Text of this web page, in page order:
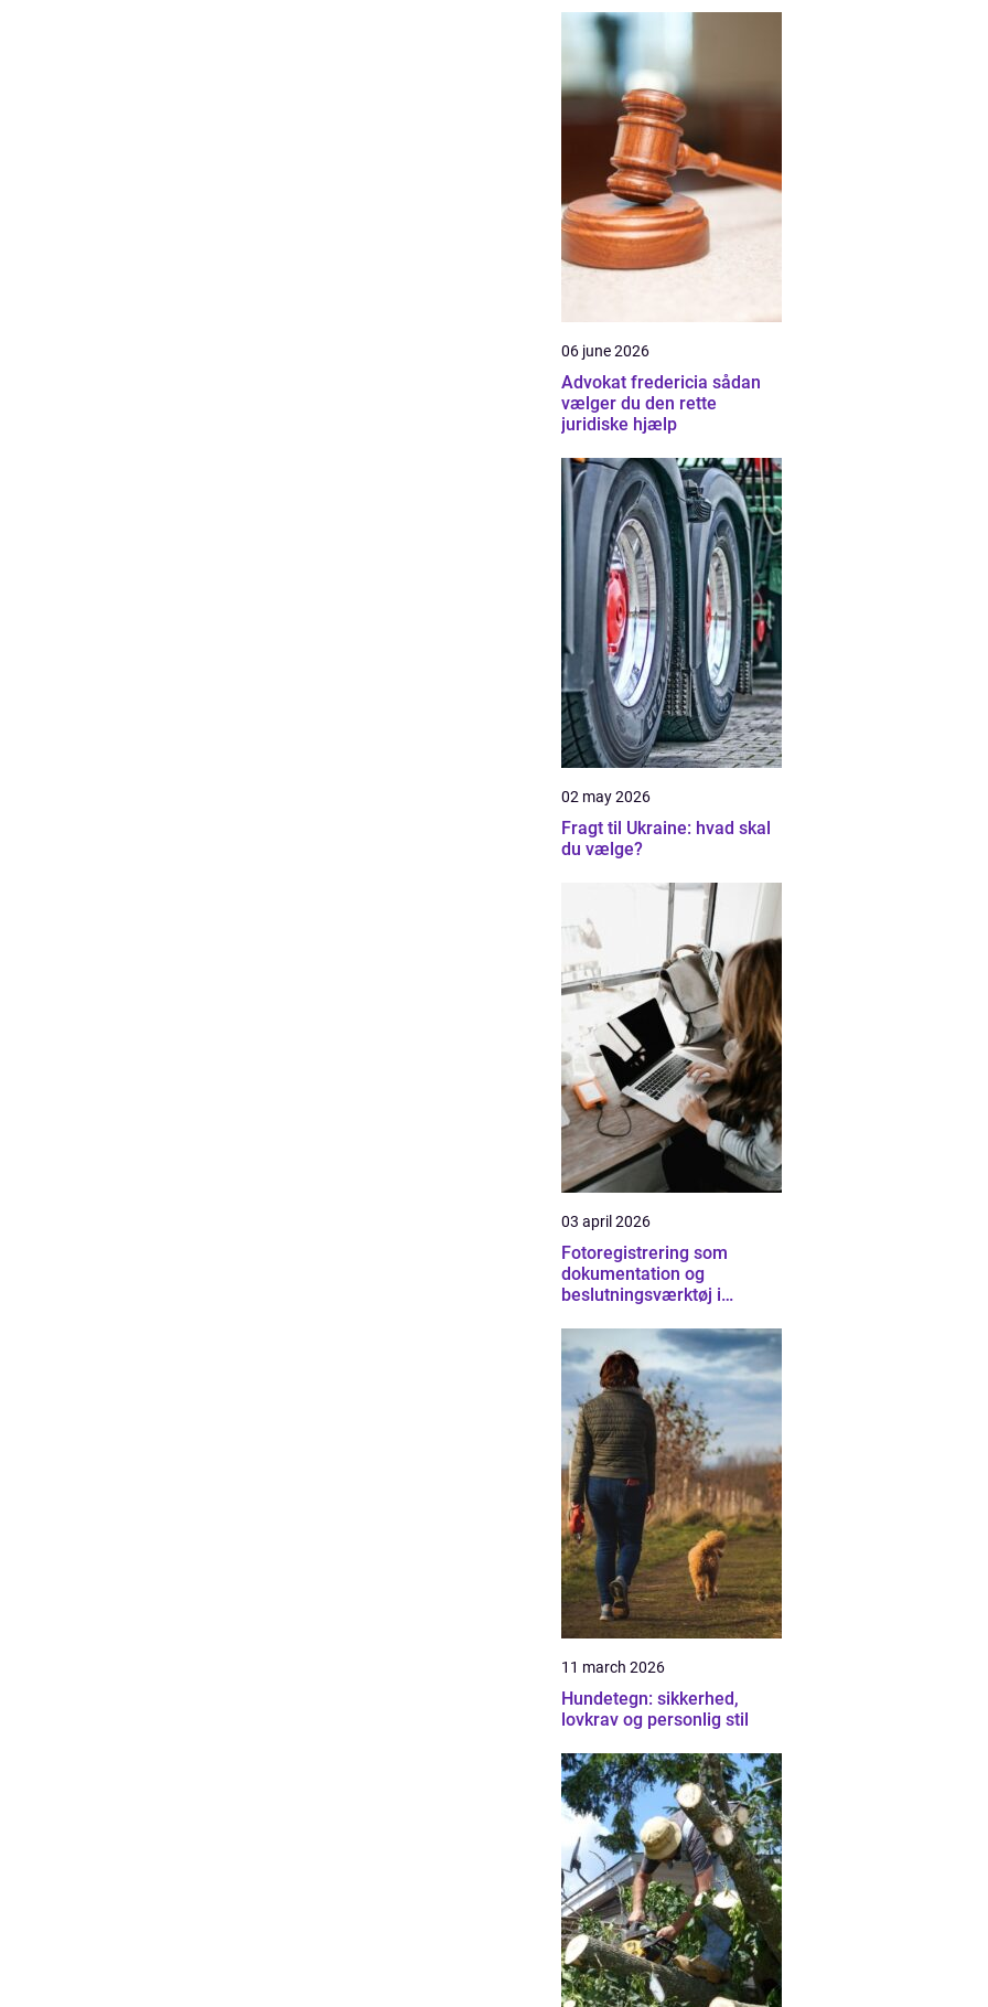
06 june 2026
Advokat fredericia sådan
vælger du den rette
juridiske hjælp
02 may 2026
Fragt til Ukraine: hvad skal
du vælge?
03 april 2026
Fotoregistrering som
dokumentation og
beslutningsværktøj i
11 march 2026
Hundetegn: sikkerhed,
lovkrav og personlig stil